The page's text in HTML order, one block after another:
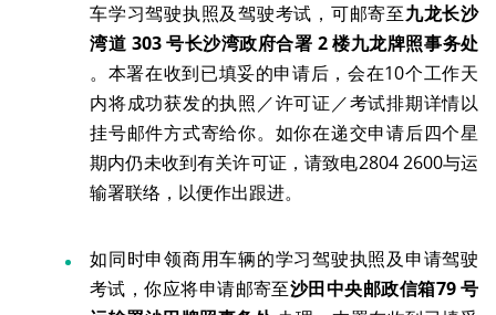
车学习驾驶执照及驾驶考试，可邮寄至九龙长沙
湾道 303号长沙湾政府合署 2楼九龙牌照事务处
。本署在收到已填妥的申请后，会在10个工作天
内将成功获发的执照／许可证／考试排期详情以
挂号邮件方式寄给你。如你在递交申请后四个星
期内仍未收到有关许可证，请致电2804 2600与运
输署联络，以便作出跟进。
如同时申领商用车辆的学习驾驶执照及申请驾驶
考试，你应将申请邮寄至沙田中央邮政信箱79号